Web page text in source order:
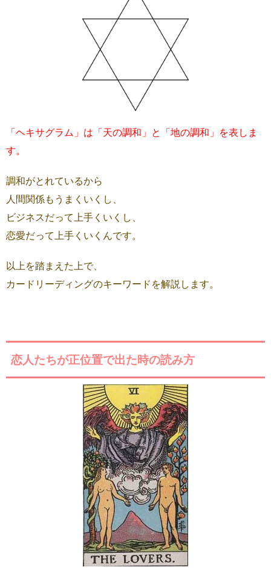
「ヘキサグラム」は「天の調和」と「地の調和」を表しま
す。
調和がとれているから
人間関係もうまくいくし、
ビジネスだって上手くいくし、
恋愛だって上手くいくんです。
以上を踏まえた上で、
カードリーディングのキーワードを解説します。
恋人たちが正位置で出た時の読み方